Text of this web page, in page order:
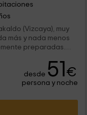
(Vizcaya), muy
más y nada menos
preparadas.
desde 51€
persona y noche